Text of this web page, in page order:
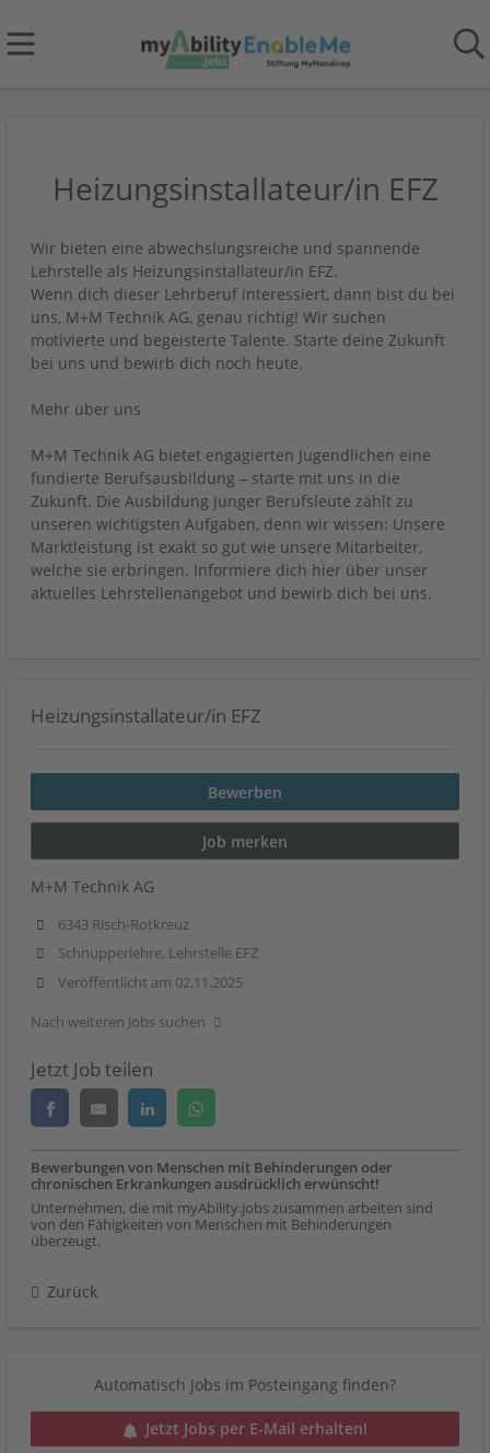
Heizungsinstallateur/in EFZ
Bewerben
Job merken
M+M Technik AG
6343 Risch-Rotkreuz
Schnupperlehre, Lehrstelle EFZ
Veröffentlicht am 02.11.2025
Nach weiteren Jobs suchen
Jetzt Job teilen
Bewerbungen von Menschen mit Behinderungen oder
chronischen Erkrankungen ausdrücklich erwünscht!
Unternehmen, die mit myAbility.jobs zusammen arbeiten sind
von den Fähigkeiten von Menschen mit Behinderungen
überzeugt.
Zurück
Automatisch Jobs im Posteingang finden?
Jetzt Jobs per E-Mail erhalten!
Heizungsinstallateur/in EFZ
Wir bieten eine abwechslungsreiche und spannende
Lehrstelle als Heizungsinstallateur/in EFZ.
Wenn dich dieser Lehrberuf interessiert, dann bist du bei
uns, M+M Technik AG, genau richtig! Wir suchen
motivierte und begeisterte Talente. Starte deine Zukunft
bei uns und bewirb dich noch heute.
Mehr über uns
M+M Technik AG bietet engagierten Jugendlichen eine
fundierte Berufsausbildung – starte mit uns in die
Zukunft. Die Ausbildung junger Berufsleute zählt zu
unseren wichtigsten Aufgaben, denn wir wissen: Unsere
Marktleistung ist exakt so gut wie unsere Mitarbeiter,
welche sie erbringen. Informiere dich hier über unser
aktuelles Lehrstellenangebot und bewirb dich bei uns.